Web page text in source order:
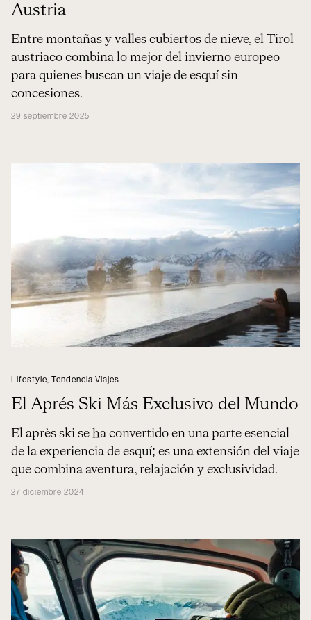
Austria
Entre montañas y valles cubiertos de nieve, el Tirol
austriaco combina lo mejor del invierno europeo
para quienes buscan un viaje de esquí sin
concesiones.
29 septiembre 2025
Lifestyle Tendencia Viajes
El Aprés Ski Más Exclusivo del Mundo
El après ski se ha convertido en una parte esencial
de la experiencia de esquí; es una extensión del viaje
que combina aventura, relajación y exclusividad.
27 diciembre 2024